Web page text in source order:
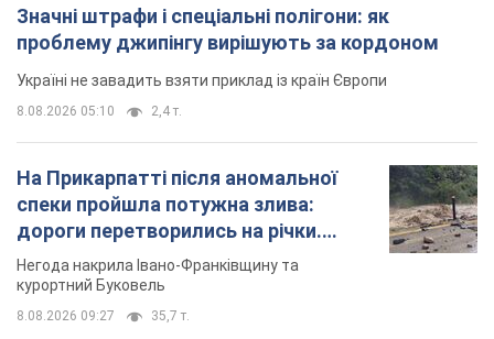
Значні штрафи і спеціальні полігони: як
проблему джипінгу вирішують за кордоном
Україні не завадить взяти приклад із країн Європи
8.08.2026 05:10 2,4 т.
На Прикарпатті після аномальної
спеки пройшла потужна злива:
дороги перетворились на річки.
Відео
Негода накрила Івано-Франківщину та
курортний Буковель
8.08.2026 09:27 35,7 т.